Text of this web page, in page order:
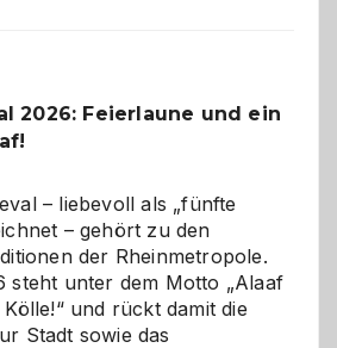
geworden
2026: Feierlaune und ein
– liebevoll als „fünfte
– gehört zu den
der Rheinmetropole.
steht unter dem Motto „Alaaf
und rückt damit die
Stadt sowie das